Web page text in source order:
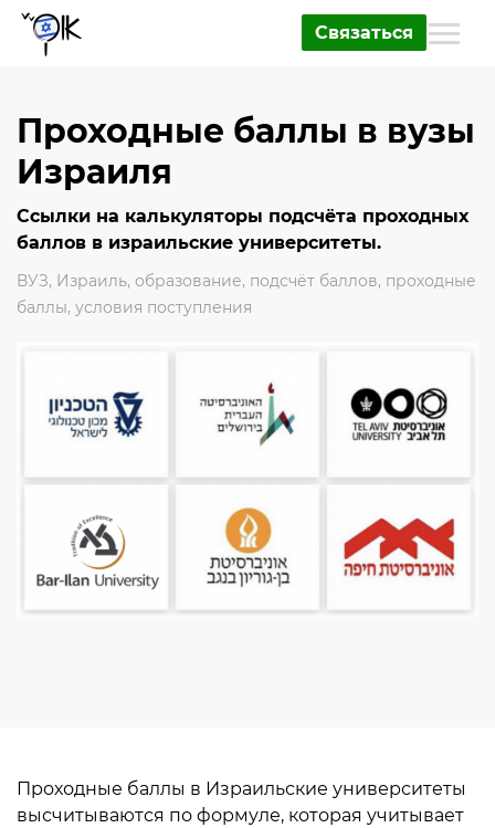
Связаться
Проходные баллы в вузы
Израиля
Ссылки на калькуляторы подсчёта проходных
баллов в израильские университеты.
ВУЗ, Израиль, образование, подсчёт баллов, проходные
баллы, условия поступления
Проходные баллы в Израильские университеты
высчитываются по формуле, которая учитывает